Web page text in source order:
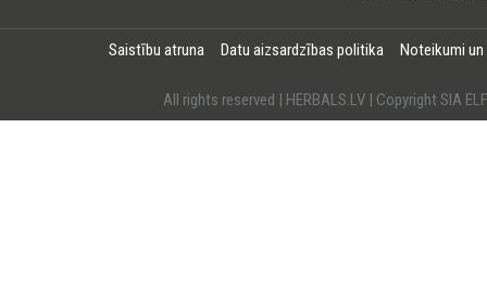
Saistību atruna Datu aizsardzības politika Noteikumi
All rights reserved | HERBALS.LV | Copyright SIA